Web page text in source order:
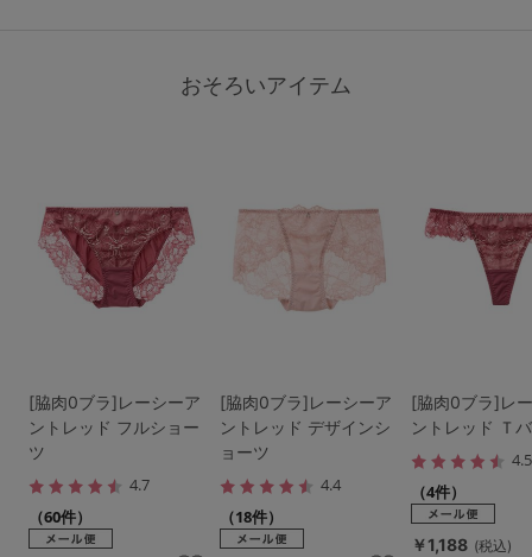
おそろいアイテム
[脇肉0ブラ]レーシーア
ントレッド フルショー
ツ
4.7
（60件）
[脇肉0ブラ]レーシーア
ントレッド デザインシ
ョーツ
4.4
（18件）
[脇肉0ブラ]レ
ントレッド Ｔ
4.5
（4件）
￥1,188 (税込)